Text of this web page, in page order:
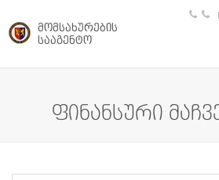
მომსახურების
სააგენტო
ფინანსური